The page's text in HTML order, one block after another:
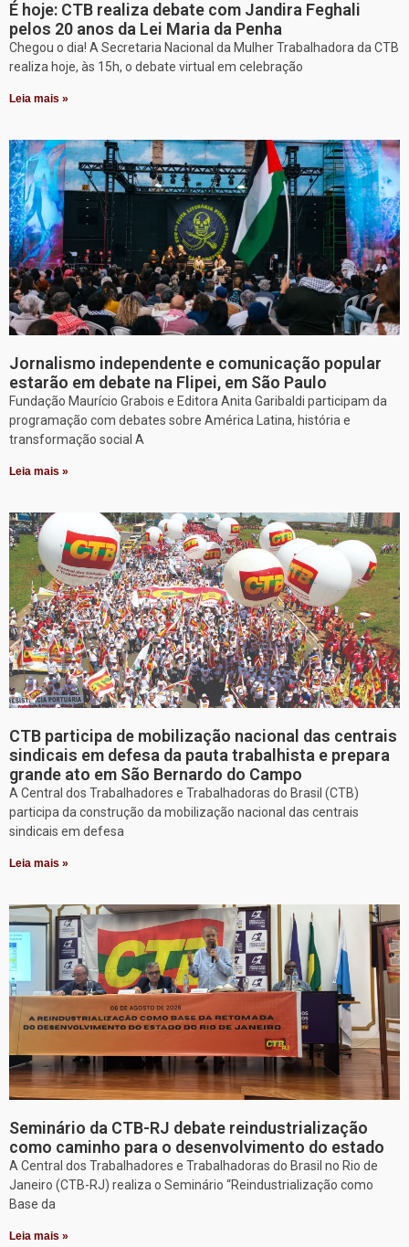
É hoje: CTB realiza debate com Jandira Feghali
pelos 20 anos da Lei Maria da Penha
Chegou o dia! A Secretaria Nacional da Mulher Trabalhadora da CTB
realiza hoje, às 15h, o debate virtual em celebração
Leia mais »
Jornalismo independente e comunicação popular
estarão em debate na Flipei, em São Paulo
Fundação Maurício Grabois e Editora Anita Garibaldi participam da
programação com debates sobre América Latina, história e
transformação social A
Leia mais »
CTB participa de mobilização nacional das centrais
sindicais em defesa da pauta trabalhista e prepara
grande ato em São Bernardo do Campo
A Central dos Trabalhadores e Trabalhadoras do Brasil (CTB)
participa da construção da mobilização nacional das centrais
sindicais em defesa
Leia mais »
Seminário da CTB-RJ debate reindustrialização
como caminho para o desenvolvimento do estado
A Central dos Trabalhadores e Trabalhadoras do Brasil no Rio de
Janeiro (CTB-RJ) realiza o Seminário “Reindustrialização como
Base da
Leia mais »